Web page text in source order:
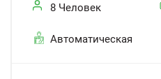
8 Человек
Автоматическая